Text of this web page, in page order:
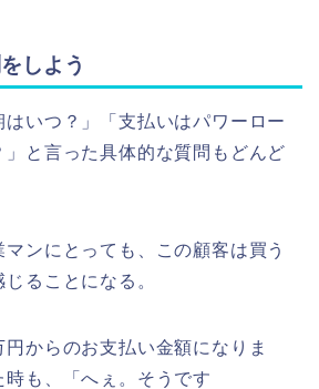
しよう
はいつ？」「支払いはパワーロー
」と言った具体的な質問もどんど
ンにとっても、この顧客は買う
ることになる。
円からのお支払い金額になりま
も、「へぇ。そうです